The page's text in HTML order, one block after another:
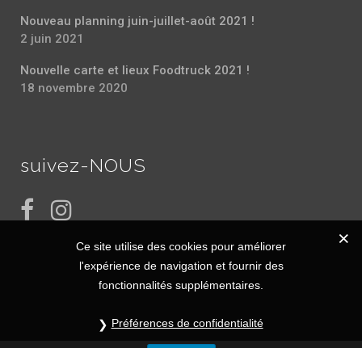
Nouveau planning juin-juillet-août 2021 !
2 juin 2021
Nouvelle carte et lieux Foodtruck 2021 !
18 novembre 2020
suivez-NOUS
Ce site utilise des cookies pour améliorer
l'expérience de navigation et fournir des
fonctionnalités supplémentaires.
Préférences de confidentialité